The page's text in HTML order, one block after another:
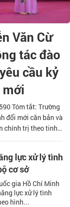
Văn Cừ
tác đào
cầu kỷ
mới
Tóm tắt: Trường
đổi mới căn bản và
chính trị theo tinh
những hạn chế,
cao chất lượng
Trường Chính tr
lực xử lý tình
cơ sở
gia Hồ Chí Minh
lực xử lý tình
hình...